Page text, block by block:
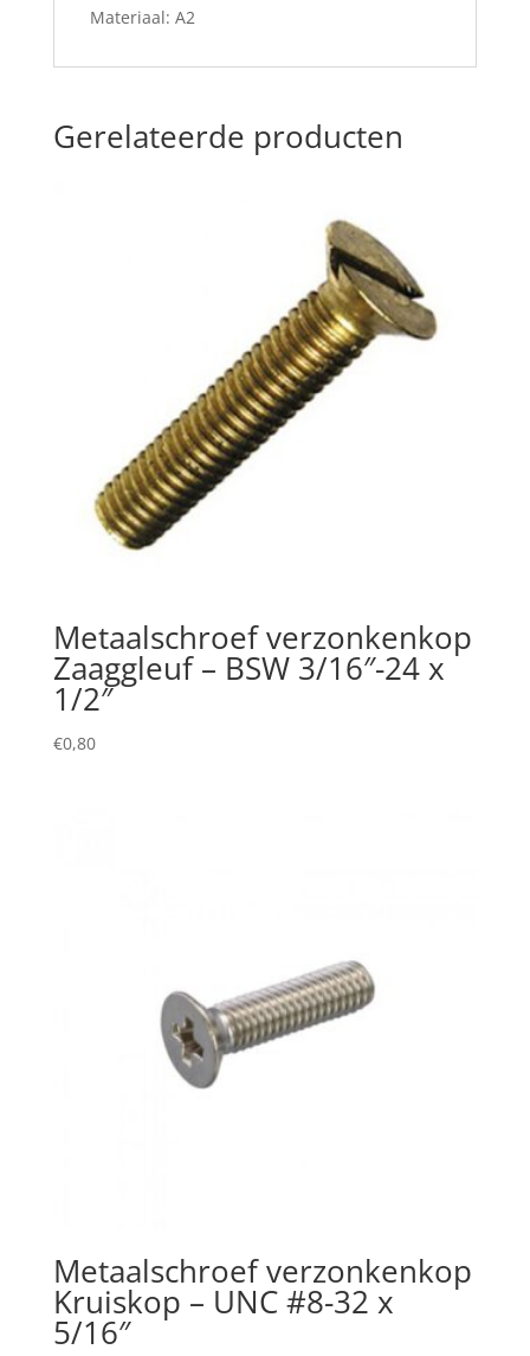
Materiaal: A2
Gerelateerde producten
Metaalschroef verzonkenkop
Zaaggleuf – BSW 3/16″-24 x
1/2″
€0,80
Metaalschroef verzonkenkop
Kruiskop – UNC #8-32 x
5/16″